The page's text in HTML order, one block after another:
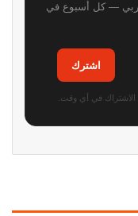
— كل أسبوع في
اشترك
في أي وقت.